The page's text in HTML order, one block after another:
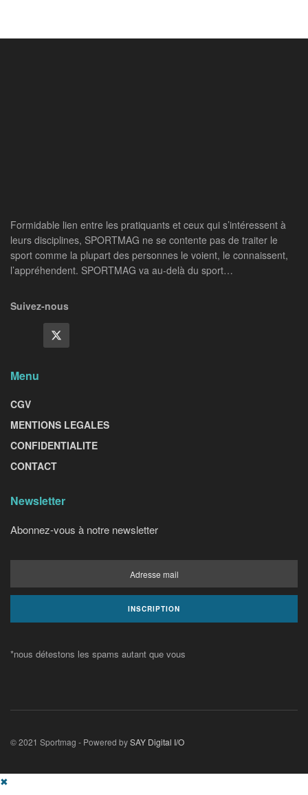
Formidable lien entre les pratiquants et ceux qui s’intéressent à
leurs disciplines, SPORTMAG ne se contente pas de traiter le
sport comme la plupart des personnes le voient, le connaissent,
l’appréhendent. SPORTMAG va au-delà du sport…
Suivez-nous
Menu
CGV
MENTIONS LEGALES
CONFIDENTIALITE
CONTACT
Newsletter
Abonnez-vous à notre newsletter
*nous détestons les spams autant que vous
© 2021 Sportmag - Powered bySAY Digital I/O
✖